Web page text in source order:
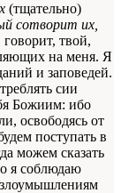
(тщательно)
сотворит их,
твой,
на меня. Я
и заповедей.
сии
Божиим: ибо
освободясь от
поступать в
можем сказать
я соблюдаю
злоумышлениям